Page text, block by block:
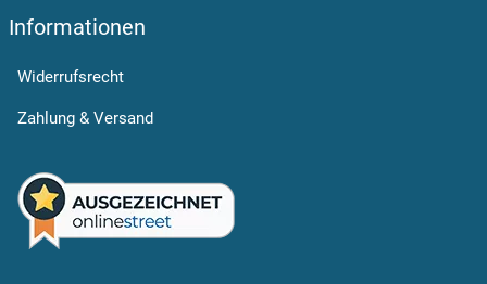
Informationen
Widerrufsrecht
Zahlung & Versand